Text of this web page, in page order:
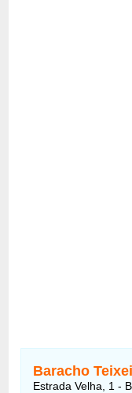
Baracho
Estrada Velha, 1 -